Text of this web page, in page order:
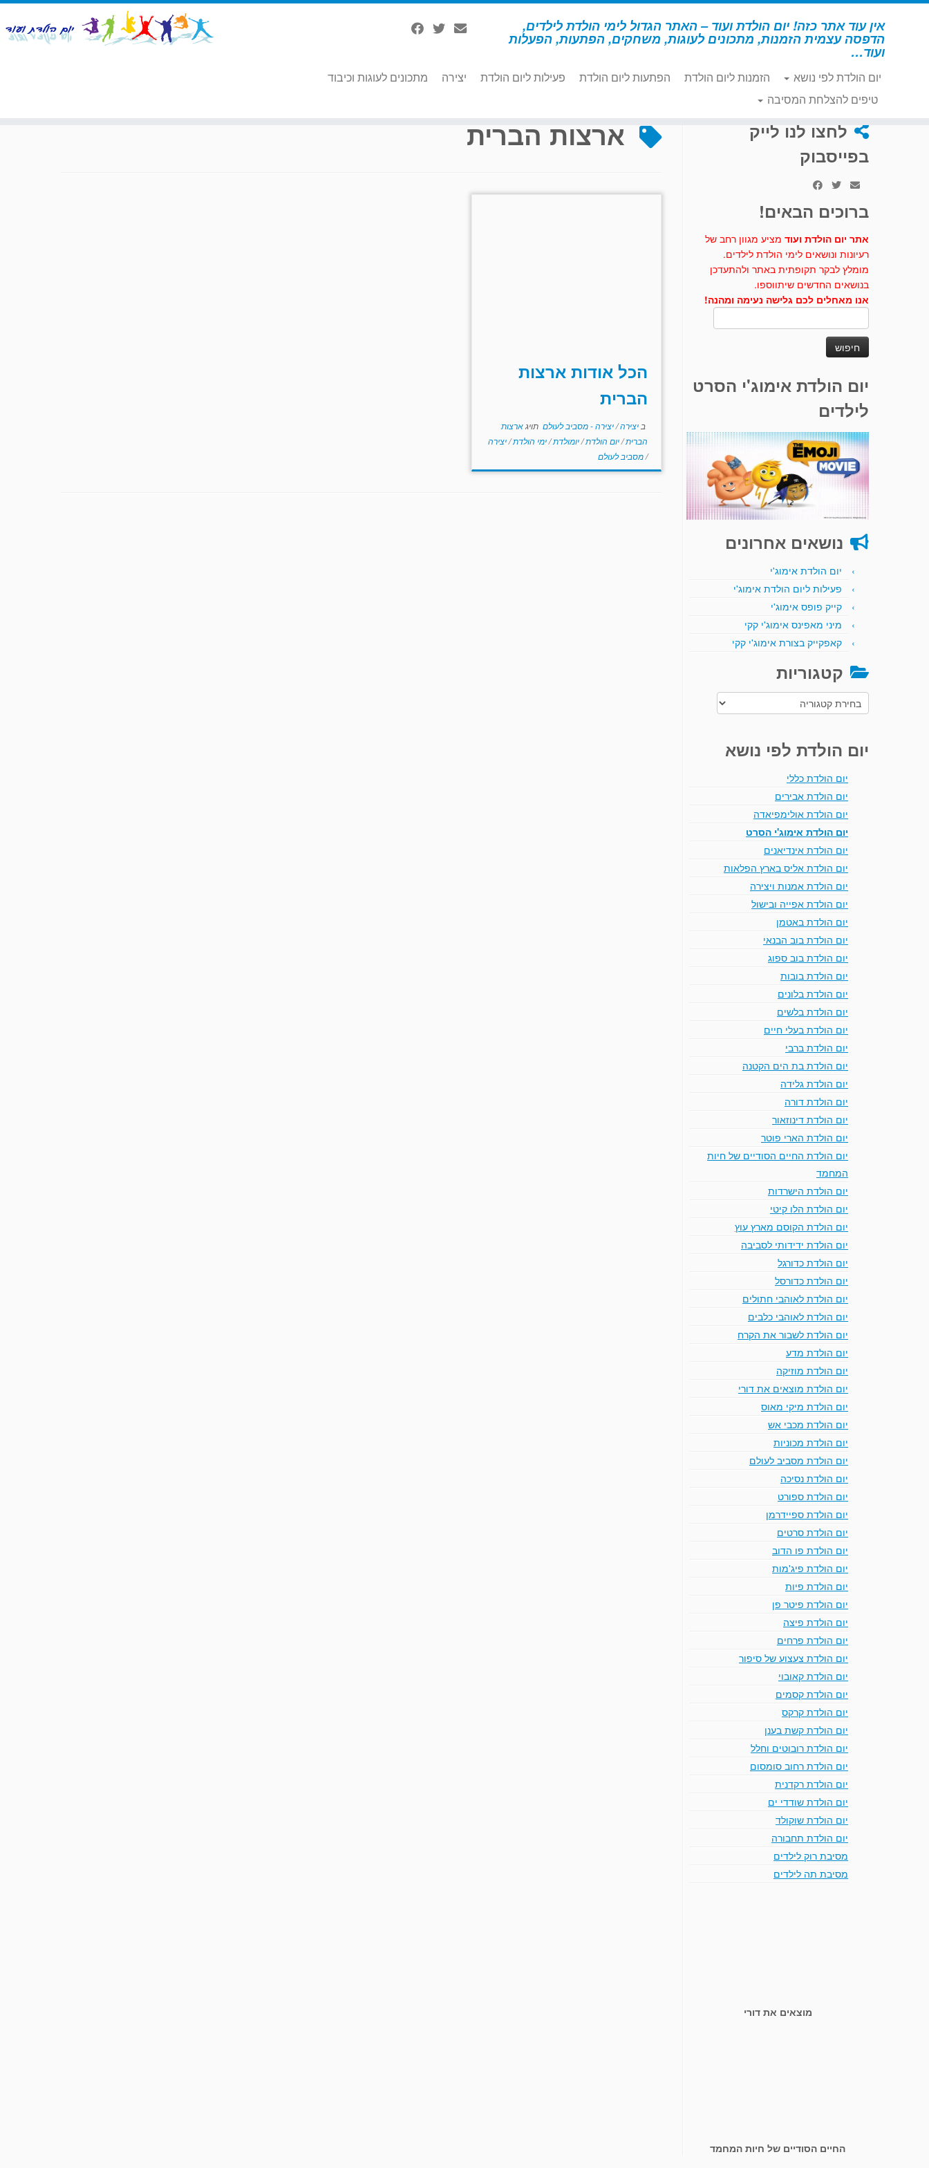
דלג
אין עוד אתר כזה! יום הולדת ועוד – האתר הגדול לימי הולדת לילדים,
הדפסה עצמית הזמנות, מתכונים לעוגות, משחקים, הפתעות, הפעלות
ועוד…
יום הולדת לפי נושא הזמנות ליום הולדת הפתעות ליום הולדת פעילות ליום הולדת יצירה
מתכונים לעוגות וכיבוד
טיפים להצלחת המסיבה
דף הבית » ארצות הברית
לחצו לנו לייק
בפייסבוק
ברוכים הבאים!
אתר יום הולדת ועוד מציע מגוון רחב של
רעיונות ונושאים לימי הולדת לילדים.
מומלץ לבקר תקופתית באתר ולהתעדכן
בנושאים החדשים שיתווספו.
אנו מאחלים לכם גלישה נעימה ומהנה!
יום הולדת אימוג'י הסרט
לילדים
נושאים אחרונים
יום הולדת אימוג'י
פעילות ליום הולדת אימוג'י
קייק פופס אימוג'י
מיני מאפינס אימוג'י קקי
קאפקייק בצורת אימוג'י קקי
קטגוריות
קטגוריות
יום הולדת לפי נושא
יום הולדת כללי
יום הולדת אבירים
יום הולדת אולימפיאדה
יום הולדת אימוג'י הסרט
יום הולדת אינדיאנים
יום הולדת אליס בארץ הפלאות
יום הולדת אמנות ויצירה
יום הולדת אפייה ובישול
יום הולדת באטמן
יום הולדת בוב הבנאי
יום הולדת בוב ספוג
יום הולדת בובות
יום הולדת בלונים
יום הולדת בלשים
יום הולדת בעלי חיים
יום הולדת ברבי
יום הולדת בת הים הקטנה
יום הולדת גלידה
יום הולדת דורה
יום הולדת דינוזאור
יום הולדת הארי פוטר
יום הולדת החיים הסודיים של חיות
המחמד
יום הולדת הישרדות
יום הולדת הלו קיטי
יום הולדת הקוסם מארץ עוץ
יום הולדת ידידותי לסביבה
יום הולדת כדורגל
יום הולדת כדורסל
יום הולדת לאוהבי חתולים
יום הולדת לאוהבי כלבים
יום הולדת לשבור את הקרח
יום הולדת מדע
יום הולדת מוזיקה
יום הולדת מוצאים את דורי
יום הולדת מיקי מאוס
יום הולדת מכבי אש
יום הולדת מכוניות
יום הולדת מסביב לעולם
יום הולדת נסיכה
יום הולדת ספורט
יום הולדת ספיידרמן
יום הולדת סרטים
יום הולדת פו הדוב
יום הולדת פיג'מות
יום הולדת פיות
יום הולדת פיטר פן
יום הולדת פיצה
יום הולדת פרחים
יום הולדת צעצוע של סיפור
יום הולדת קאובוי
יום הולדת קסמים
יום הולדת קרקס
יום הולדת קשת בענן
יום הולדת רובוטים וחלל
יום הולדת רחוב סומסום
יום הולדת רקדנית
יום הולדת שודדי ים
יום הולדת שוקולד
יום הולדת תחבורה
מסיבת רוק לילדים
מסיבת תה לילדים
מוצאים את דורי
החיים הסודיים של חיות המחמד
ארצות הברית
הכל אודות ארצות
הברית
ביצירה/יצירה - מסביב לעולם תויגארצות
הברית/יום הולדת/יומולדת/ימי הולדת/יצירה
/מסביב לעולם